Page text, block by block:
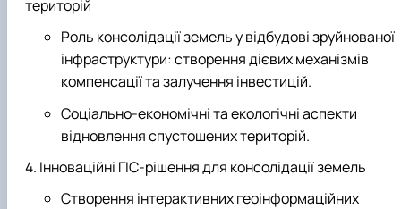
територій
Роль консолідації земель у відбудові зруйнованої
інфраструктури: створення дієвих механізмів
компенсації та залучення інвестицій.
Соціально-економічні та екологічні аспекти
відновлення спустошених територій.
Інноваційні ГІС-рішення для консолідації земель
Створення інтерактивних геоінформаційних